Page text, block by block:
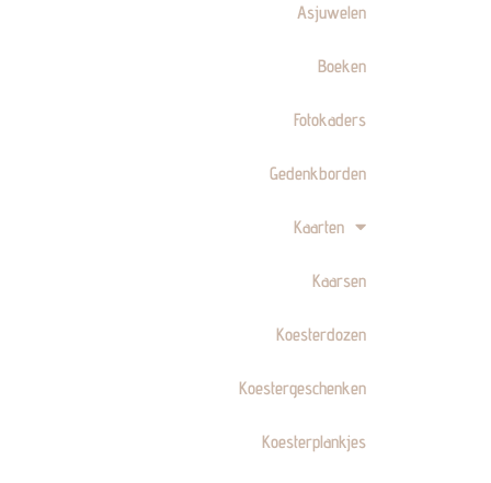
Asjuwelen
Boeken
Fotokaders
Gedenkborden
Kaarten
Kaarsen
Koesterdozen
Koestergeschenken
Koesterplankjes